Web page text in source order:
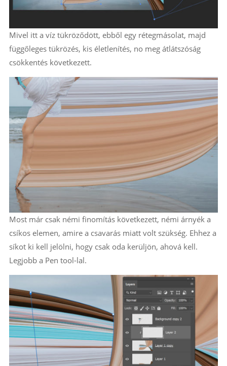
Mivel itt a víz tükröződött, ebből egy rétegmásolat, majd
függőleges tükrözés, kis életlenítés, no meg átlátszóság
csökkentés következett.
Most már csak némi finomítás következett, némi árnyék a
csíkos elemen, amire a csavarás miatt volt szükség. Ehhez a
síkot ki kell jelölni, hogy csak oda kerüljön, ahová kell.
Legjobb a Pen tool-lal.